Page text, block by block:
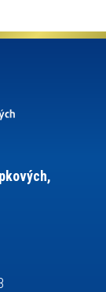
plavání
událost